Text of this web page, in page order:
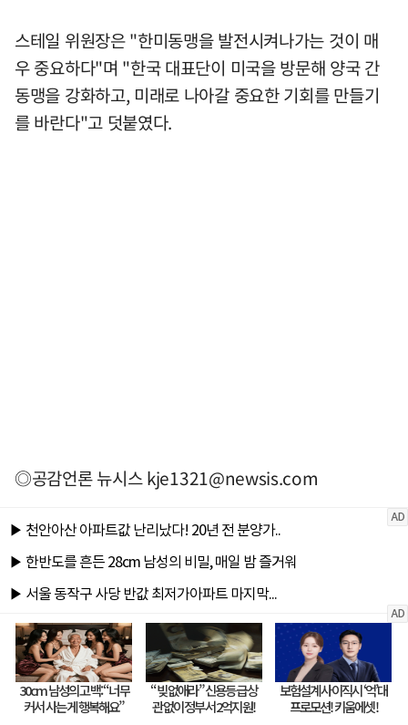
스테일 위원장은 "한미동맹을 발전시켜나가는 것이 매
우 중요하다"며 "한국 대표단이 미국을 방문해 양국 간
동맹을 강화하고, 미래로 나아갈 중요한 기회를 만들기
를 바란다"고 덧붙였다.
◎공감언론 뉴시스kje1321@newsis.com